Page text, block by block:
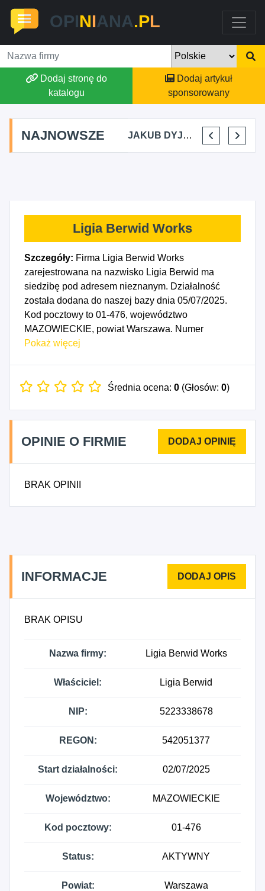
OPINIANA.PL
Dodaj stronę do
katalogu
Dodaj artykuł
sponsorowany
NAJNOWSZE
MARTYNA KUPIDURA KIKI JAKUB DYJAKIEWICZ POLISH LODA
Ligia Berwid Works
Szczegóły: Firma Ligia Berwid Works
zarejestrowana na nazwisko Ligia Berwid ma
siedzibę pod adresem nieznanym. Działalność
została dodana do naszej bazy dnia 05/07/2025.
Kod pocztowy to 01-476, województwo
MAZOWIECKIE, powiat Warszawa. Numer
Identyfikacji Podatkowej NIP to 5223338678, a
działalności gospodarczej przypada na dzień
Działalność pozostała w zakresie public relations i
komunikacji, 8230Z - Działalność związana z
organizacją targów, wystaw i kongresów.
Pokaż więcej
Średnia ocena: 0 (Głosów: 0)
OPINIE O FIRMIE
BRAK OPINII
INFORMACJE
BRAK OPISU
Nazwa firmy: Ligia Berwid Works
Właściciel: Ligia Berwid
NIP: 5223338678
REGON: 542051377
Start działalności: 02/07/2025
Województwo: MAZOWIECKIE
Kod pocztowy: 01-476
Status: AKTYWNY
Powiat: Warszawa